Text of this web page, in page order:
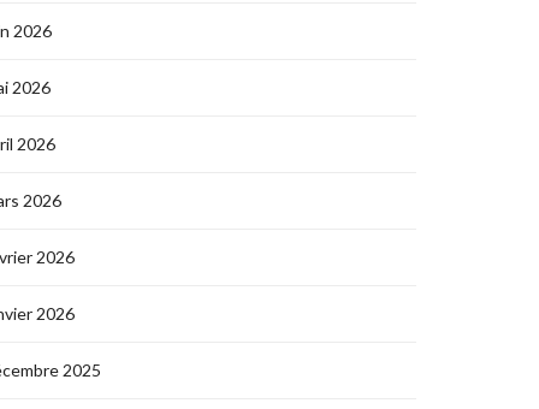
2026
2026
2026
2026
2026
2026
2025